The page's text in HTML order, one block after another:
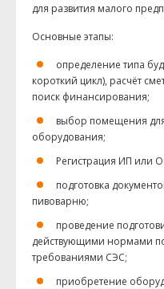
для развития малого
Основные этапы:
определение типа
короткий цикл), расчёт
поиск финансирования;
выбор помещения
оборудования;
Регистрация ИП или
подготовка
пивоварню;
проведение
действующими нормами
требованиями СЭС;
приобретение